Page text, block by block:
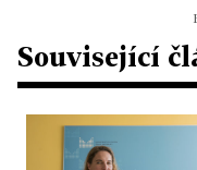
Související